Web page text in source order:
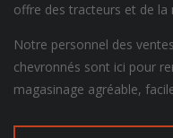
offre des tracteurs et de la
Notre personnel des
chevronnés sont ici pour
magasinage agréable,